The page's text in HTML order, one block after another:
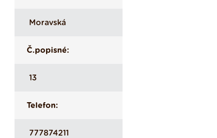
Moravská
Č.popisné:
13
Telefon:
777874211